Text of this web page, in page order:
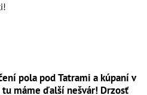
pola pod Tatrami a kúpaní v
tu máme ďalší nešvár! Drzosť